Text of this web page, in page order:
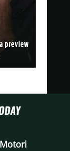
preview
Motori